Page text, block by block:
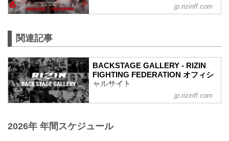
第7試合／安保瑠輝也 vs. シナ・カリミア
（WIN）安保瑠輝也 vs. シナ・カリミア
ン（LOSE）
6R 2分00秒 判定（3-0）
≫ 試合結果詳細
第6試合／細川一颯 vs. 宇佐美正パトリッ
RIZIN オープンフィンガーグローブ キッ
（LOSE）細川一颯 vs. 宇佐美正パトリッ
jp.rizinff.com
関連記事
BACKSTAGE GALLERY - RIZIN
FIGHTING FEDERATION オフィシ
ャルサイト
BACKSTAGE GALLERY の記事一覧 - 格
イジン ファイティング フェデレーショ
jp.rizinff.com
2026年 年間スケジュール